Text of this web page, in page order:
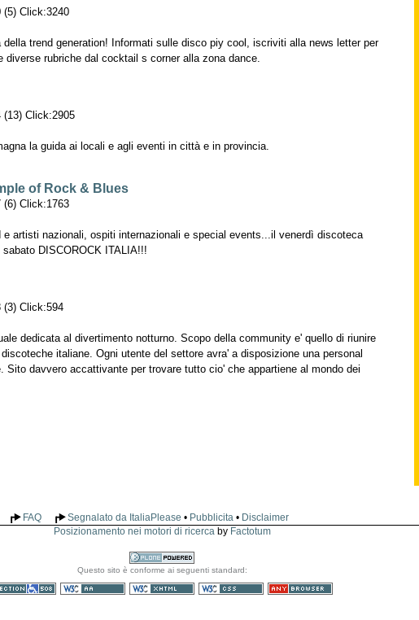
(5) Click:3240
trend generation! Informati sulle disco piy cool, iscriviti alla news letter per
rubriche dal cocktail s corner alla zona dance.
(13) Click:2905
la guida ai locali e agli eventi in città e in provincia.
of Rock & Blues
(6) Click:1763
artisti nazionali, ospiti internazionali e special events...il venerdì discoteca
DISCOROCK ITALIA!!!
(3) Click:594
dedicata al divertimento notturno. Scopo della community e' quello di riunire
italiane. Ogni utente del settore avra' a disposizione una personal
Sito davvero accattivante per trovare tutto cio' che appartiene al mondo dei
FAQ Segnalato da ItaliaPlease • Pubblicita • Disclaimer
Posizionamento nei motori di ricerca by Factotum
Realizzato
con Plone
Questo sito è conforme ai seguenti standard: